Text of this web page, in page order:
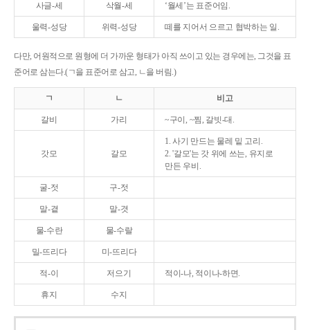
사글-세 삭월-세 ‘월세’는 표준어임.
울력-성당 위력-성당 떼를 지어서 으르고 협박하는 일.
다만, 어원적으로 원형에 더 가까운 형태가 아직 쓰이고 있는 경우에는, 그것을 표
준어로 삼는다.(ㄱ을 표준어로 삼고, ㄴ을 버림.)
ㄱ ㄴ 비고
갈비 가리 ~구이, ~찜, 갈빗-대.
갓모 갈모
1. 사기 만드는 물레 밑 고리.
2. '갈모'는 갓 위에 쓰는, 유지로
만든 우비.
굴-젓 구-젓
말-곁 말-겻
물-수란 물-수랄
밀-뜨리다 미-뜨리다
적-이 저으기 적이-나, 적이나-하면.
휴지 수지